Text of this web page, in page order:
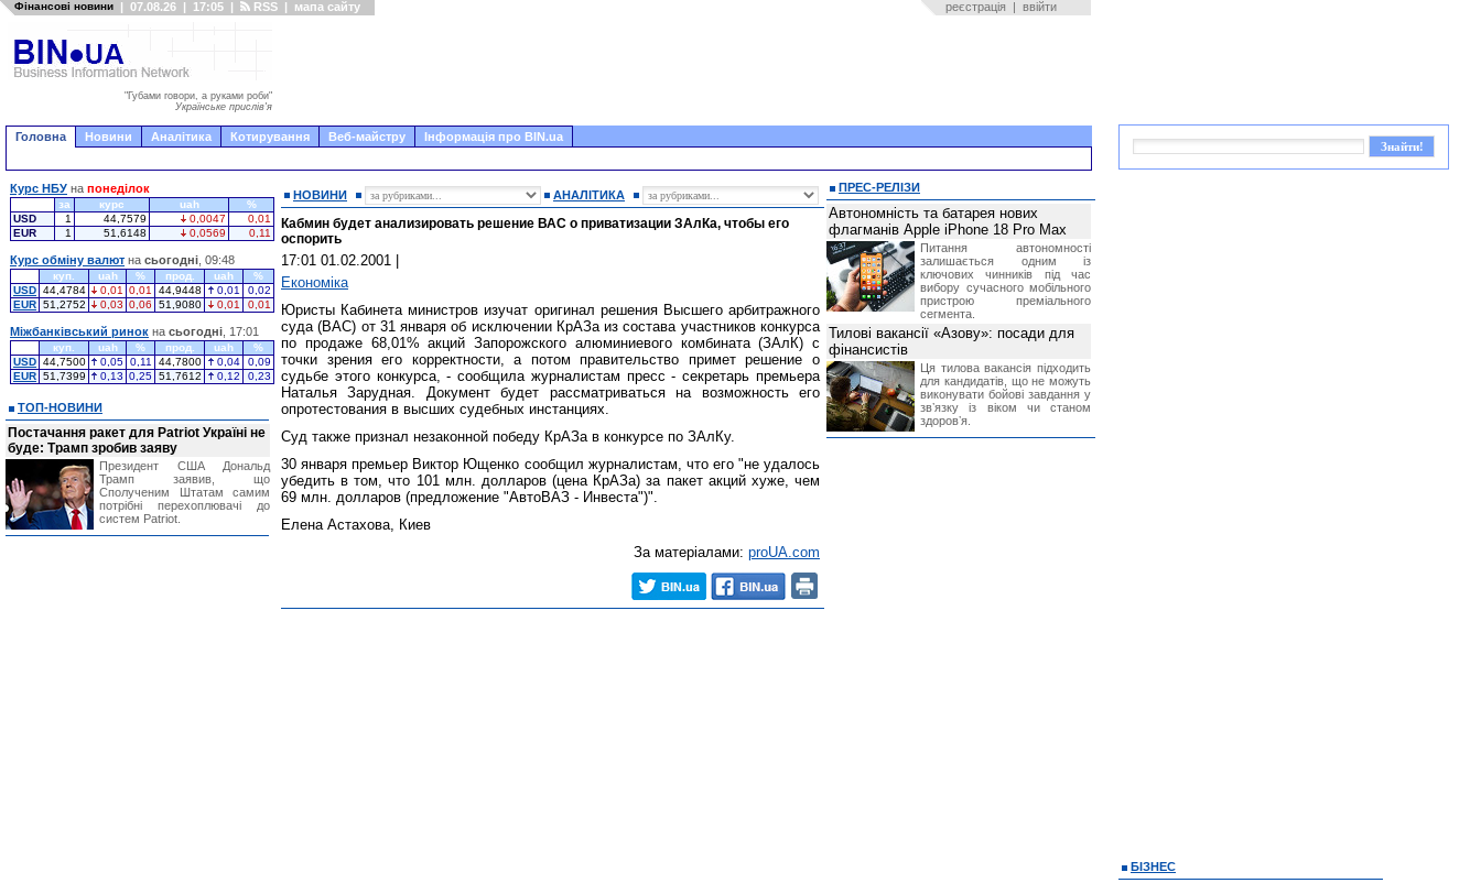
Фінансові новини | 07.08.26 | 17:05 | RSS | мапа сайту реєстрація | ввійти
"Губами говори, а руками роби"
Українське прислів'я
Головна Новини Аналітика Котирування Веб-майстру Інформація про BIN.ua
НОВИНИ АНАЛІТИКА
Кабмин будет анализировать решение ВАС о приватизации ЗАлКа, чтобы его
оспорить
17:01 01.02.2001
Економіка
Юристы Кабинета министров изучат оригинал решения Высшего арбитражного
суда (ВАС) от 31 января об исключении КрАЗа из состава участников конкурса
по продаже 68,01% акций Запорожского алюминиевого комбината (ЗАлК) с
точки зрения его корректности, а потом правительство примет решение о
судьбе этого конкурса, - сообщила журналистам пресс - секретарь премьера
Наталья Зарудная. Документ будет рассматриваться на возможность его
опротестования в высших судебных инстанциях.
Суд также признал незаконной победу КрАЗа в конкурсе по ЗАлКу.
30 января премьер Виктор Ющенко сообщил журналистам, что его "не удалось
убедить в том, что 101 млн. долларов (цена КрАЗа) за пакет акций хуже, чем
69 млн. долларов (предложение "АвтоВАЗ - Инвеста")".
Елена Астахова, Киев
За матеріалами: proUA.com
Курс НБУ на понеділок
за курс uah
%
USD
1 44,7579 0,0047
0,01
EUR
1 51,6148 0,0569 0,11
Курс обміну валют на сьогодні , 09:48
куп. uah % прод. uah
%
USD 44,4784 0,01 0,01 44,9448 0,01
0,02
EUR 51,2752 0,03 0,06 51,9080 0,01 0,01
Міжбанківський ринок на сьогодні , 17:01
куп. uah % прод. uah
%
USD 44,7500 0,05 0,11 44,7800 0,04
0,09
EUR 51,7399 0,13 0,25 51,7612 0,12 0,23
ТОП-НОВИНИ
Постачання ракет для Patriot Україні не
буде: Трамп зробив заяву
Президент США Дональд
Трамп заявив, що
Сполученим Штатам самим
потрібні перехоплювачі до
систем Patriot.
ПРЕС-РЕЛІЗИ
Автономність та батарея нових
флагманів Apple iPhone 18 Pro Max
Питання автономності
залишається одним із
ключових чинників під час
вибору сучасного мобільного
пристрою преміального
сегмента.
Тилові вакансії «Азову»: посади для
фінансистів
Ця тилова вакансія підходить
для кандидатів, що не можуть
виконувати бойові завдання у
звʼязку із віком чи станом
здоровʼя.
БІЗНЕС